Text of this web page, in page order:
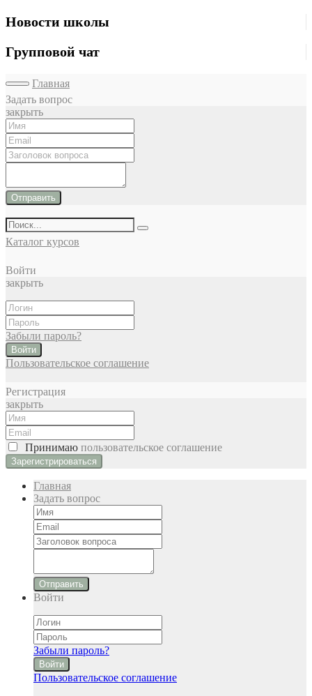
Новости школы
Групповой чат
Главная
Задать вопрос
закрыть
Отправить
Каталог курсов
Войти
закрыть
Забыли пароль?
Войти
Пользовательское соглашение
Регистрация
закрыть
Принимаю пользовательское соглашение
Главная
Задать вопрос
Отправить
Войти
Забыли пароль?
Войти
Пользовательское соглашение